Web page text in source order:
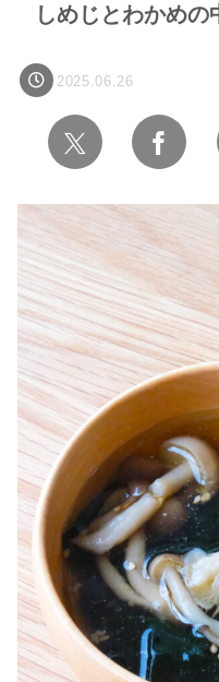
しめじとわかめの
2025.06.26